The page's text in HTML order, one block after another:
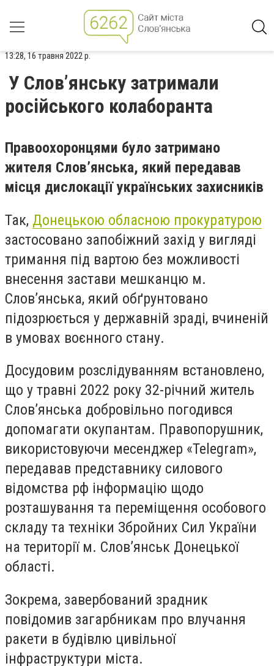
13:28, 16 травня 2022 р.
У Слов’янську затримали
російського колаборанта
Правоохоронцями було затримано
жителя Слов’янська, який передавав
місця дислокації українських захисників
Так, Донецькою обласною прокуратурою
застосовано запобіжний захід у вигляді
тримання під вартою без можливості
внесення застави мешканцю м.
Слов’янська, який обґрунтовано
підозрюється у державній зраді, вчиненій
в умовах воєнного стану.
Досудовим розслідуванням встановлено,
що у травні 2022 року 32-річний житель
Слов’янська добровільно погодився
допомагати окупантам. Правопорушник,
використовуючи месенджер «Telegram»,
передавав представнику силового
відомства рф інформацію щодо
розташування та переміщення особового
складу та техніки Збройних Сил України
на території м. Слов’янськ Донецької
області.
Зокрема, завербований зрадник
повідомив загарбникам про влучання
ракети в будівлю цивільної
інфраструктури міста.